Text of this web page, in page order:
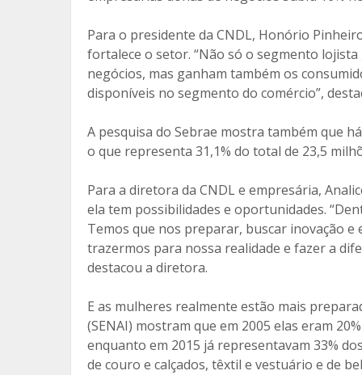
Para o presidente da CNDL, Honório
fortalece o setor. “Não só o segmento
negócios, mas ganham também os
disponíveis no segmento do comércio”,
A pesquisa do Sebrae mostra também que
o que representa 31,1% do total de 23,5
Para a diretora da CNDL e empresária,
ela tem possibilidades e oportunidades.
Temos que nos preparar, buscar inovação
trazermos para nossa realidade e fazer a
destacou a diretora.
E as mulheres realmente estão mais
(SENAI) mostram que em 2005 elas eram
enquanto em 2015 já representavam 33%
de couro e calçados, têxtil e vestuário e de